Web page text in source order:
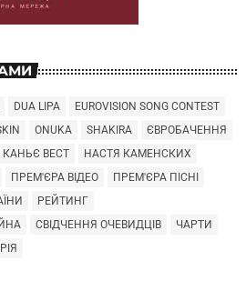
DUA LIPA
EUROVISION SONG CONTEST
ONUKA SHAKIRA
ЄВРОБАЧЕННЯ
КАНЬЄ ВЕСТ
НАСТЯ КАМЕНСКИХ
ПРЕМ'ЄРА ВІДЕО
ПРЕМ'ЄРА ПІСНІ
РЕЙТИНГ
СВІДЧЕННЯ ОЧЕВИДЦІВ
ЧАРТИ